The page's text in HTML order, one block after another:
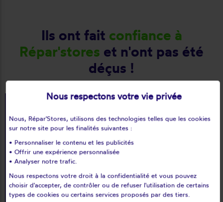
Ils ont fait confiance à
Répar'stores et n'ont pas été
déçus !
1 367 360
interventions
Excellence
9.9
Nous respectons votre vie privée
Nous, Répar'Stores, utilisons des technologies telles que les cookies
sur notre site pour les finalités suivantes :
• Personnaliser le contenu et les publicités
• Offrir une expérience personnalisée
• Analyser notre trafic.
Nous respectons votre droit à la confidentialité et vous pouvez
choisir d'accepter, de contrôler ou de refuser l'utilisation de certains
types de cookies ou certains services proposés par des tiers.